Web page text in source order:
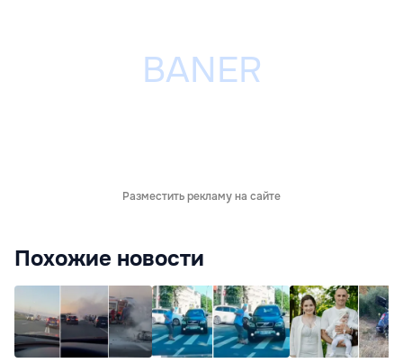
Разместить рекламу на сайте
Похожие новости